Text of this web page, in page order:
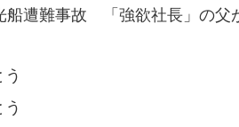
遭難事故 「強欲社長」の父